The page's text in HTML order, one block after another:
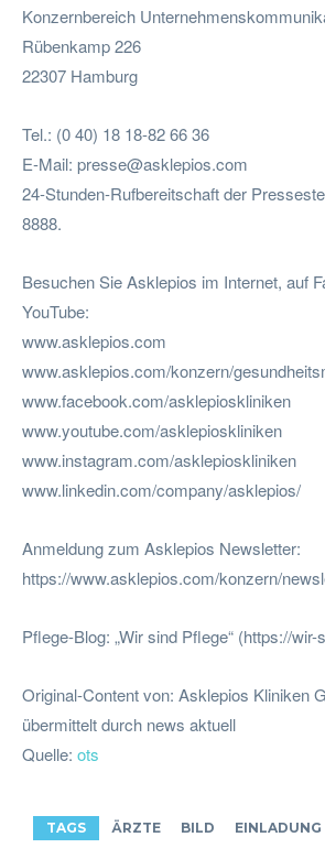
Konzernbereich
Rübenkamp 226
22307 Hamburg
Tel.: (0 40) 18 18-82 66 36
E-Mail: presse@asklepios.com
24-Stunden-Rufbereitschaft der
8888.
Besuchen Sie Asklepios im Internet, auf
YouTube:
www.asklepios.com
www.asklepios.com/konzern/
www.facebook.com/asklepioskliniken
www.youtube.com/asklepioskliniken
www.instagram.com/asklepioskliniken
www.linkedin.com/company/asklepios/
Anmeldung zum Asklepios Newsletter:
https://www.asklepios.com/konzern/
Pflege-Blog: „Wir sind Pflege“ (https://
Original-Content von: Asklepios Kliniken
übermittelt durch news aktuell
Quelle: ots
TAGS ÄRZTE BILD EINLADUNG